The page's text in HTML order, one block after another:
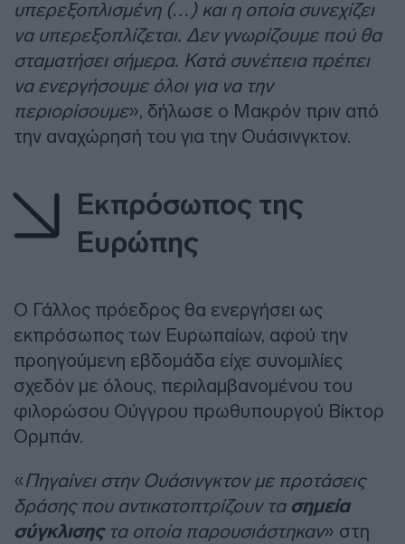
υπερεξοπλισμένη (…) και η οποία συνεχίζει
να υπερεξοπλίζεται. Δεν γνωρίζουμε πού θα
σταματήσει σήμερα. Κατά συνέπεια πρέπει
να ενεργήσουμε όλοι για να την
περιορίσουμε», δήλωσε ο Μακρόν πριν από
την αναχώρησή του για την Ουάσινγκτον.
Εκπρόσωπος της
Ευρώπης
Ο Γάλλος πρόεδρος θα ενεργήσει ως
εκπρόσωπος των Ευρωπαίων, αφού την
προηγούμενη εβδομάδα είχε συνομιλίες
σχεδόν με όλους, περιλαμβανομένου του
φιλορώσου Ούγγρου πρωθυπουργού Βίκτορ
Ορμπάν.
«Πηγαίνει στην Ουάσινγκτον με προτάσεις
δράσης που αντικατοπτρίζουν τα σημεία
σύγκλισηςτα οποία παρουσιάστηκαν» στη